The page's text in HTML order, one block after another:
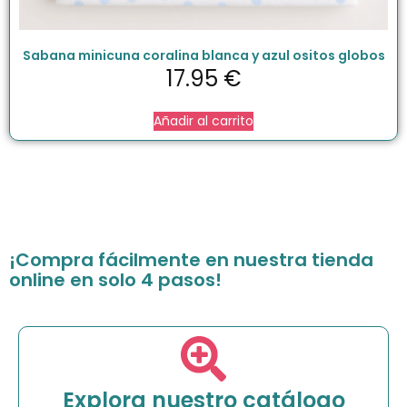
Sabana minicuna coralina blanca y azul ositos globos
17.95 €
Añadir al carrito
¡Compra fácilmente en nuestra tienda
online en solo 4 pasos!
Explora nuestro catálogo